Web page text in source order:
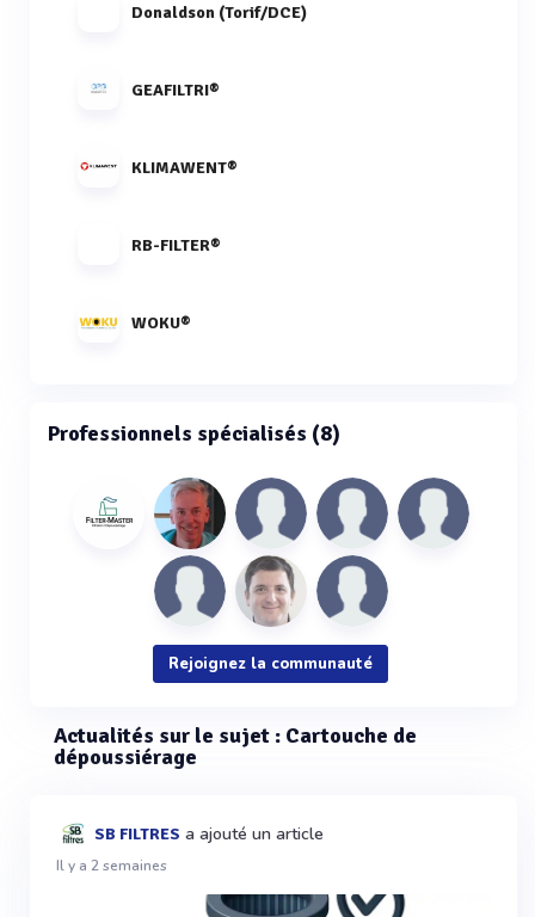
Donaldson (Torif/DCE)
GEAFILTRI®
KLIMAWENT®
RB-FILTER®
WOKU®
Professionnels spécialisés (8)
Rejoignez la communauté
Actualités sur le sujet : Cartouche de
dépoussiérage
SB FILTRES a ajouté un article
Il y a 2 semaines